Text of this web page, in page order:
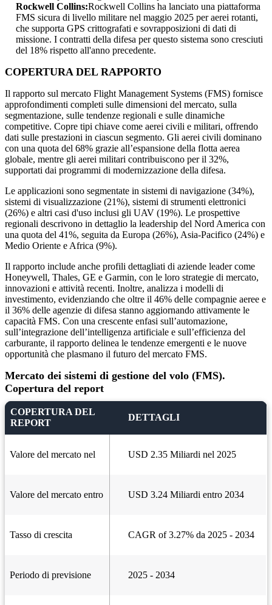
Rockwell Collins:Rockwell Collins ha lanciato una piattaforma
FMS sicura di livello militare nel maggio 2025 per aerei rotanti,
che supporta GPS crittografati e sovrapposizioni di dati di
missione. I contratti della difesa per questo sistema sono cresciuti
del 18% rispetto all'anno precedente.
COPERTURA DEL RAPPORTO
Il rapporto sul mercato Flight Management Systems (FMS) fornisce
approfondimenti completi sulle dimensioni del mercato, sulla
segmentazione, sulle tendenze regionali e sulle dinamiche
competitive. Copre tipi chiave come aerei civili e militari, offrendo
dati sulle prestazioni in ciascun segmento. Gli aerei civili dominano
con una quota del 68% grazie all’espansione della flotta aerea
globale, mentre gli aerei militari contribuiscono per il 32%,
supportati dai programmi di modernizzazione della difesa.
Le applicazioni sono segmentate in sistemi di navigazione (34%),
sistemi di visualizzazione (21%), sistemi di strumenti elettronici
(26%) e altri casi d'uso inclusi gli UAV (19%). Le prospettive
regionali descrivono in dettaglio la leadership del Nord America con
una quota del 41%, seguita da Europa (26%), Asia-Pacifico (24%) e
Medio Oriente e Africa (9%).
Il rapporto include anche profili dettagliati di aziende leader come
Honeywell, Thales, GE e Garmin, con le loro strategie di mercato,
innovazioni e attività recenti. Inoltre, analizza i modelli di
investimento, evidenziando che oltre il 46% delle compagnie aeree e
il 36% delle agenzie di difesa stanno aggiornando attivamente le
capacità FMS. Con una crescente enfasi sull’automazione,
sull’integrazione dell’intelligenza artificiale e sull’efficienza del
carburante, il rapporto delinea le tendenze emergenti e le nuove
opportunità che plasmano il futuro del mercato FMS.
Mercato dei sistemi di gestione del volo (FMS).
Copertura del report
COPERTURA DEL
REPORT
DETTAGLI
Valore del mercato nel USD 2.35 Miliardi nel 2025
Valore del mercato entro USD 3.24 Miliardi entro 2034
Tasso di crescita CAGR of 3.27% da 2025 - 2034
Periodo di previsione 2025 - 2034